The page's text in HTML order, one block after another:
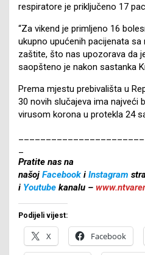
respiratore je priključeno 17
“Za vikend je primljeno 16
ukupno upućenih pacijenata
zaštite, što nas upozorava da
saopšteno je nakon sastanka
Prema mjestu prebivališta u
30 novih slučajeva ima najveći
virusom korona u protekla 24
Pratite nas na
našoj Facebook i Instagram
i Youtube kanalu –
Podijeli vijest:
X Facebook